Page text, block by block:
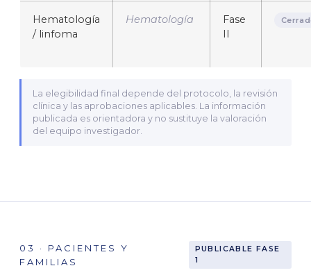
Hematología
/ linfoma
Hematología
Fase
II
La elegibilidad final depende del protocolo, la revisión
clínica y las aprobaciones aplicables. La información
publicada es orientadora y no sustituye la valoración
del equipo investigador.
03 · PACIENTES Y
FAMILIAS
PUBLICABLE FASE
1